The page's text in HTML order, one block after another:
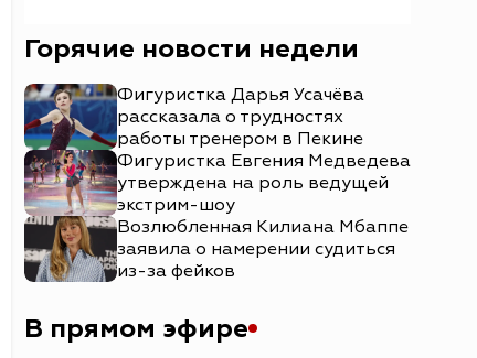
Горячие новости недели
Фигуристка Дарья Усачёва
рассказала о трудностях
работы тренером в Пекине
Фигуристка Евгения Медведева
утверждена на роль ведущей
экстрим-шоу
Возлюбленная Килиана Мбаппе
заявила о намерении судиться
из-за фейков
В прямом эфире